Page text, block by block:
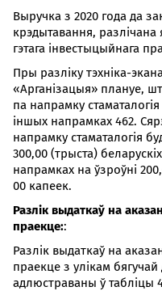
Выручка з 2020 года да
крэдытавання, разлічана
гэтага інвестыцыйнага
Пры разліку тэхніка-
«Арганізацыя» плануе,
па напрамку
іншых напрамках 462.
напрамку стаматалогія
300,00 (трыста)
напрамках на ўзроўні
00 капеек.
Разлік выдаткаў на
праекце::
Разлік выдаткаў на
праекце з улікам бягучай
адлюстраваны ў табліцы